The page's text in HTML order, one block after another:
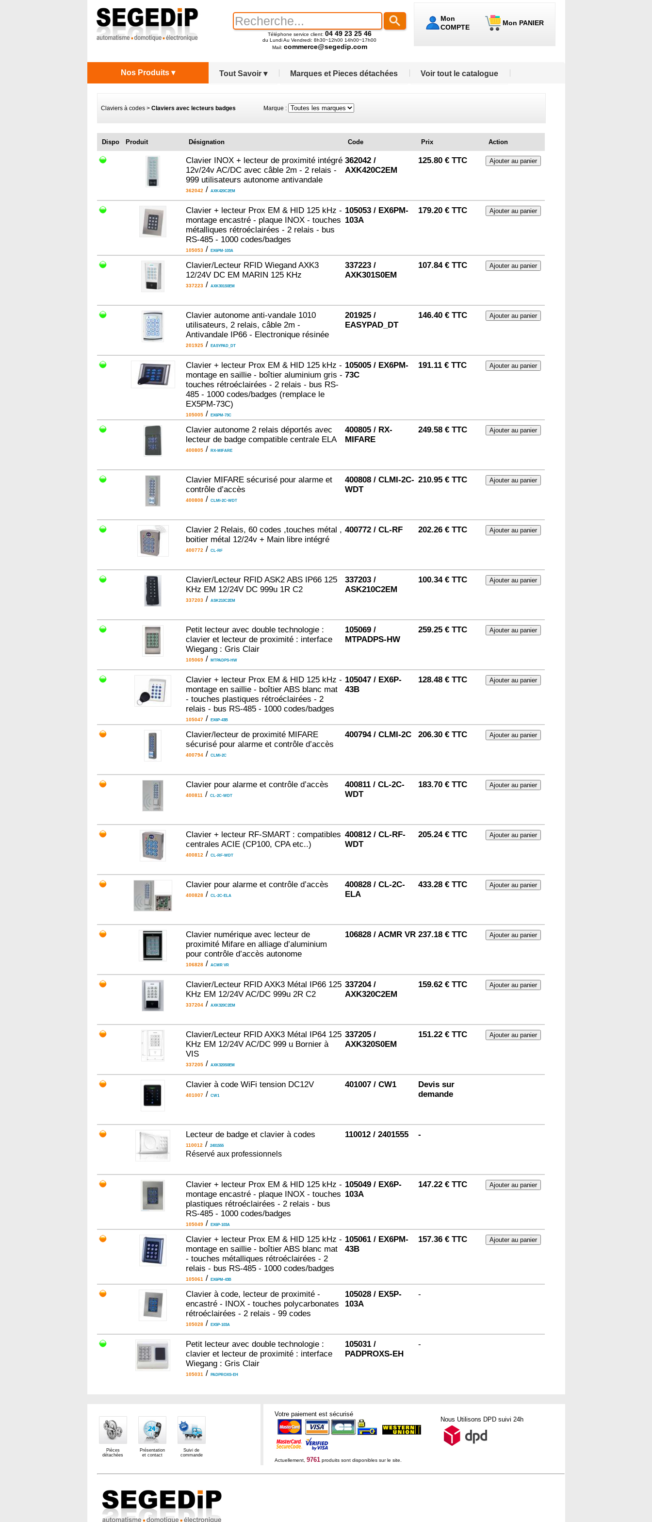
Mon
COMPTE
Mon PANIER
Téléphone service client: 04 49 23 25 46
du Lundi Au Vendredi: 8h30~12h00 14h00~17h00
Mail: commerce@segedip.com
Tout Savoir ▾ Marques et Pieces détachées Voir tout le catalogue
Nos Produits ▾
Claviers à codes> Claviers avec lecteurs badgesMarque :
Dispo Produit Désignation Code Prix Action
Clavier INOX + lecteur de proximité intégré
12v/24v AC/DC avec câble 2m - 2 relais -
999 utilisateurs autonome antivandale
362042/ AXK420C2EM
362042 /
AXK420C2EM
125.80 € TTC
Clavier + lecteur Prox EM & HID 125 kHz -
montage encastré - plaque INOX - touches
métalliques rétroéclairées - 2 relais - bus
RS-485 - 1000 codes/badges
105053/ EX6PM-103A
105053 / EX6PM-
103A
179.20 € TTC
Clavier/Lecteur RFID Wiegand AXK3
12/24V DC EM MARIN 125 KHz
337223/ AXK301S0EM
337223 /
AXK301S0EM
107.84 € TTC
Clavier autonome anti-vandale 1010
utilisateurs, 2 relais, câble 2m -
Antivandale IP66 - Electronique résinée
201925/ EASYPAD_DT
201925 /
EASYPAD_DT
146.40 € TTC
Clavier + lecteur Prox EM & HID 125 kHz -
montage en saillie - boîtier aluminium gris -
touches rétroéclairées - 2 relais - bus RS-
485 - 1000 codes/badges (remplace le
EX5PM-73C)
105005/ EX6PM-73C
105005 / EX6PM-
73C
191.11 € TTC
Clavier autonome 2 relais déportés avec
lecteur de badge compatible centrale ELA
400805/ RX-MIFARE
400805 / RX-
MIFARE
249.58 € TTC
Clavier MIFARE sécurisé pour alarme et
contrôle d’accès
400808/ CLMI-2C-WDT
400808 / CLMI-2C-
WDT
210.95 € TTC
Clavier 2 Relais, 60 codes ,touches métal ,
boitier métal 12/24v + Main libre intégré
400772/ CL-RF
400772 / CL-RF 202.26 € TTC
Clavier/Lecteur RFID ASK2 ABS IP66 125
KHz EM 12/24V DC 999u 1R C2
337203/ ASK210C2EM
337203 /
ASK210C2EM
100.34 € TTC
Petit lecteur avec double technologie :
clavier et lecteur de proximité : interface
Wiegang : Gris Clair
105069/ MTPADPS-HW
105069 /
MTPADPS-HW
259.25 € TTC
Clavier + lecteur Prox EM & HID 125 kHz -
montage en saillie - boîtier ABS blanc mat
- touches plastiques rétroéclairées - 2
relais - bus RS-485 - 1000 codes/badges
105047/ EX6P-43B
105047 / EX6P-
43B
128.48 € TTC
Clavier/lecteur de proximité MIFARE
sécurisé pour alarme et contrôle d’accès
400794/ CLMI-2C
400794 / CLMI-2C 206.30 € TTC
Clavier pour alarme et contrôle d’accès
400811/ CL-2C-WDT
400811 / CL-2C-
WDT
183.70 € TTC
Clavier + lecteur RF-SMART : compatibles
centrales ACIE (CP100, CPA etc..)
400812/ CL-RF-WDT
400812 / CL-RF-
WDT
205.24 € TTC
Clavier pour alarme et contrôle d’accès
400828/ CL-2C-ELA
400828 / CL-2C-
ELA
433.28 € TTC
Clavier numérique avec lecteur de
proximité Mifare en alliage d’aluminium
pour contrôle d’accès autonome
106828/ ACMR VR
106828 / ACMR VR 237.18 € TTC
Clavier/Lecteur RFID AXK3 Métal IP66 125
KHz EM 12/24V AC/DC 999u 2R C2
337204/ AXK320C2EM
337204 /
AXK320C2EM
159.62 € TTC
Clavier/Lecteur RFID AXK3 Métal IP64 125
KHz EM 12/24V AC/DC 999 u Bornier à
VIS
337205/ AXK320S0EM
337205 /
AXK320S0EM
151.22 € TTC
Clavier à code WiFi tension DC12V
401007/ CW1
401007 / CW1
Devis sur
demande
Lecteur de badge et clavier à codes
110012/ 2401555
Réservé aux professionnels
110012 / 2401555 -
Clavier + lecteur Prox EM & HID 125 kHz -
montage encastré - plaque INOX - touches
plastiques rétroéclairées - 2 relais - bus
RS-485 - 1000 codes/badges
105049/ EX6P-103A
105049 / EX6P-
103A
147.22 € TTC
Clavier + lecteur Prox EM & HID 125 kHz -
montage en saillie - boîtier ABS blanc mat
- touches métalliques rétroéclairées - 2
relais - bus RS-485 - 1000 codes/badges
105061/ EX6PM-43B
105061 / EX6PM-
43B
157.36 € TTC
Clavier à code, lecteur de proximité -
encastré - INOX - touches polycarbonates
rétroéclairées - 2 relais - 99 codes
105028/ EX5P-103A
105028 / EX5P-
103A
-
Petit lecteur avec double technologie :
clavier et lecteur de proximité : interface
Wiegang : Gris Clair
105031/ PADPROXS-EH
105031 /
PADPROXS-EH
-
Pièces
détachées
Présentation
et contact
Suivi de
commande
Votre paiement est sécurisé
Nous Utilisons DPD suivi 24h
Actuellement, 9761produits sont disponibles sur le site.